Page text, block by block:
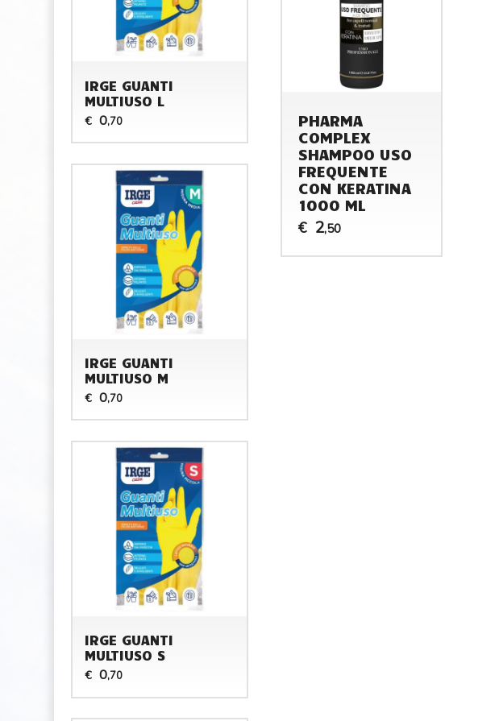
PHARMA
COMPLEX
SHAMPOO USO
FREQUENTE
CON KERATINA
1000 ML
€ 2,50
IRGE GUANTI
MULTIUSO L
€ 0,70
IRGE GUANTI
MULTIUSO M
€ 0,70
IRGE GUANTI
MULTIUSO S
€ 0,70